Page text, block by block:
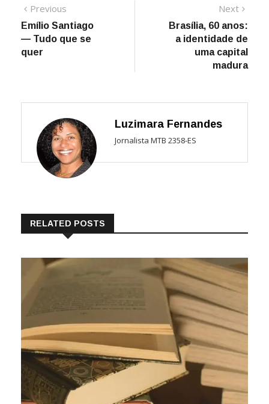
Navegação
de
Post
Previous
post:
Emílio Santiago
— Tudo que se
quer
Next
Brasília, 60 anos:
a identidade de
uma capital
madura
Luzimara Fernandes
Jornalista MTB 2358-ES
RELATED POSTS